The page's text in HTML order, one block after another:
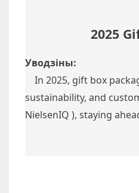
2025
Уводзіны:
In 2025, gift box
sustainability, and
NielsenIQ ), staying